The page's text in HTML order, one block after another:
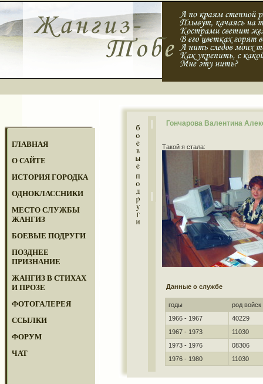
ГЛАВНАЯ
О САЙТЕ
ИСТОРИЯ ГОРОДКА
ОДНОКЛАССНИКИ
МЕСТО СЛУЖБЫ
ЖАНГИЗ
БОЕВЫЕ ПОДРУГИ
ПОЗДНЕЕ
ПРИЗНАНИЕ
ЖАНГИЗ В СТИХАХ
И ПРОЗЕ
ФОТОГАЛЕРЕЯ
ССЫЛКИ
ФОРУМ
ЧАТ
Гончарова Валентина
Такой я стала:
Данные о службе
годы
род войск
1966 - 1967
40229
1967 - 1973
11030
1973 - 1976
08306
1976 - 1980
11030